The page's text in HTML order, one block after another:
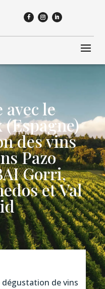
avec le
des vins
Pazo
Gorri,
et Val
dégustation de vins